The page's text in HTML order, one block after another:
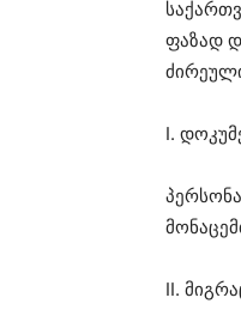
ფაზად
I.
II.